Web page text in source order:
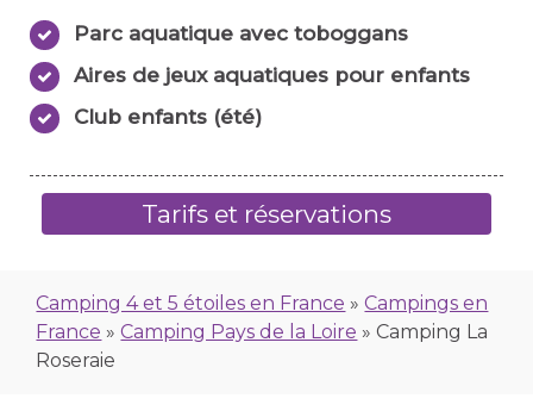
Parc aquatique avec toboggans
Aires de jeux aquatiques pour enfants
Club enfants (été)
Tarifs et réservations
Camping 4 et 5 étoiles en France »Campings en
France »Camping Pays de la Loire »Camping La
Roseraie